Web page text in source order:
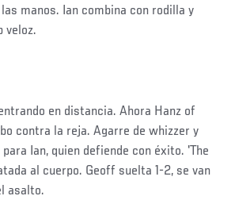
manos. Ian combina con rodilla y
veloz.
en distancia. Ahora Hanz of
contra la reja. Agarre de whizzer y
Ian, quien defiende con éxito. 'The
al cuerpo. Geoff suelta 1-2, se van
asalto.